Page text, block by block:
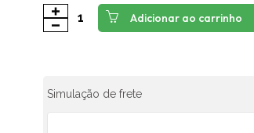
Adicionar ao carrinho
Simulação de frete